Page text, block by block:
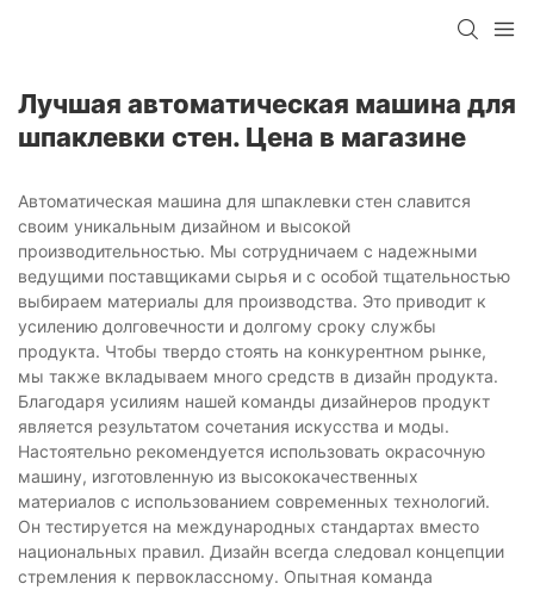
Лучшая автоматическая машина для
шпаклевки стен. Цена в магазине
Автоматическая машина для шпаклевки стен славится
своим уникальным дизайном и высокой
производительностью. Мы сотрудничаем с надежными
ведущими поставщиками сырья и с особой тщательностью
выбираем материалы для производства. Это приводит к
усилению долговечности и долгому сроку службы
продукта. Чтобы твердо стоять на конкурентном рынке,
мы также вкладываем много средств в дизайн продукта.
Благодаря усилиям нашей команды дизайнеров продукт
является результатом сочетания искусства и моды.
Настоятельно рекомендуется использовать окрасочную
машину, изготовленную из высококачественных
материалов с использованием современных технологий.
Он тестируется на международных стандартах вместо
национальных правил. Дизайн всегда следовал концепции
стремления к первоклассному. Опытная команда